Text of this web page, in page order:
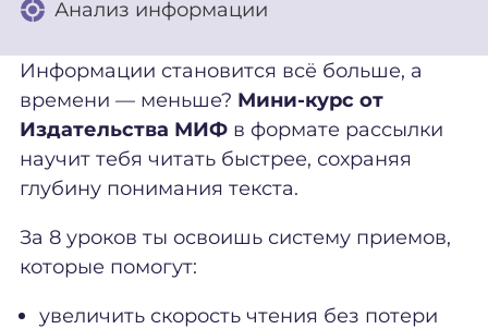
Анализ информации
Информации становится всё больше, а
времени — меньше? Мини‑курс от
Издательства МИФ в формате рассылки
научит тебя читать быстрее, сохраняя
глубину понимания текста.
За 8 уроков ты освоишь систему приемов,
которые помогут:
увеличить скорость чтения без потери